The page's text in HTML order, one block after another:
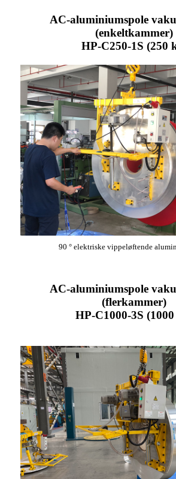
AC-aluminiumspole
(enkeltkammer)
HP-C250-1S (250
90 ° elektriske vippeløftende
AC-aluminiumspole
(flerkammer)
HP-C1000-3S